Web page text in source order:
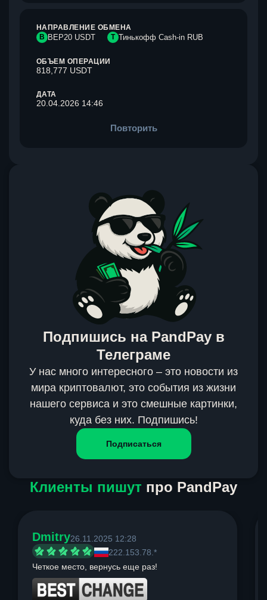
НАПРАВЛЕНИЕ ОБМЕНА
B BEP20 USDT Т Тинькофф Cash-in RUB
ОБЪЕМ ОПЕРАЦИИ
818,777 USDT
ДАТА
20.04.2026 14:46
Повторить
Подпишись на PandPay в
Телеграме
У нас много интересного – это новости из
мира криптовалют, это события из жизни
нашего сервиса и это смешные картинки,
куда без них. Подпишись!
Подписаться
Клиенты пишут про PandPay
Dmitry26.11.2025 12:28
222.153.78.*
Четкое место, вернусь еще раз!